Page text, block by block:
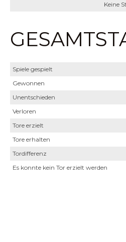
Keine
Spiele gespielt
Gewonnen
Unentschieden
Verloren
Tore erzielt
Tore erhalten
Tordifferenz
Es konnte kein Tor erzielt werden